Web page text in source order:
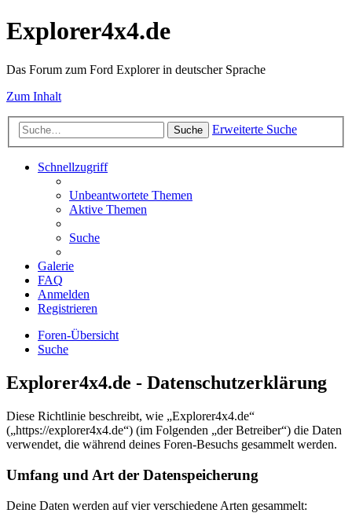
Explorer4x4.de
Das Forum zum Ford Explorer in deutscher Sprache
Zum Inhalt
Suche Erweiterte Suche
Schnellzugriff
Unbeantwortete Themen
Aktive Themen
Suche
Galerie
FAQ
Anmelden
Registrieren
Foren-Übersicht
Suche
Explorer4x4.de - Datenschutzerklärung
Diese Richtlinie beschreibt, wie „Explorer4x4.de“
(„https://explorer4x4.de“) (im Folgenden „der Betreiber“) die Daten
verwendet, die während deines Foren-Besuchs gesammelt werden.
Umfang und Art der Datenspeicherung
Deine Daten werden auf vier verschiedene Arten gesammelt: